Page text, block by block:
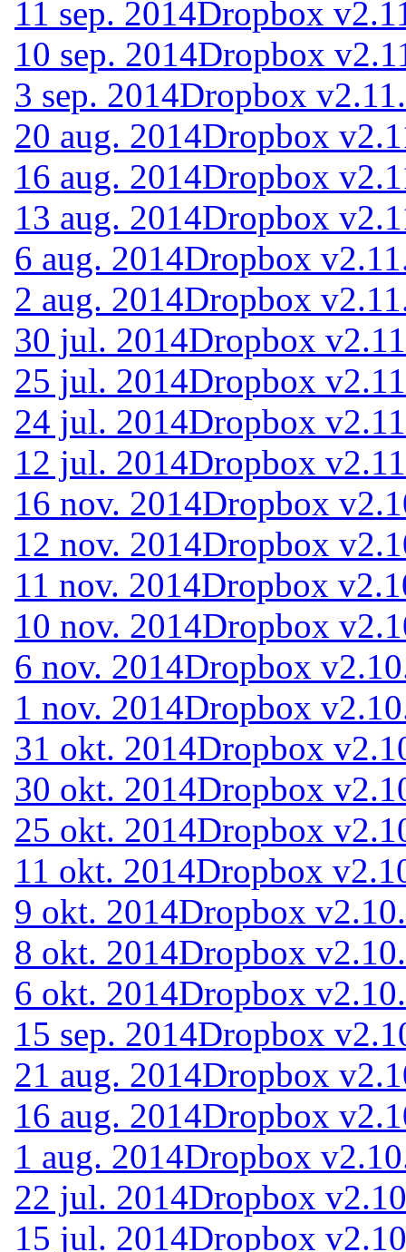
11 sep. 2014Dropbox
10 sep. 2014Dropbox
3 sep. 2014Dropbox
20 aug. 2014Dropbox
16 aug. 2014Dropbox
13 aug. 2014Dropbox
6 aug. 2014Dropbox
2 aug. 2014Dropbox
30 jul. 2014Dropbox
25 jul. 2014Dropbox
24 jul. 2014Dropbox
12 jul. 2014Dropbox
16 nov. 2014Dropbox
12 nov. 2014Dropbox
11 nov. 2014Dropbox
10 nov. 2014Dropbox
6 nov. 2014Dropbox
1 nov. 2014Dropbox
31 okt. 2014Dropbox
30 okt. 2014Dropbox
25 okt. 2014Dropbox
11 okt. 2014Dropbox
9 okt. 2014Dropbox
8 okt. 2014Dropbox
6 okt. 2014Dropbox
15 sep. 2014Dropbox
21 aug. 2014Dropbox
16 aug. 2014Dropbox
1 aug. 2014Dropbox
22 jul. 2014Dropbox
15 jul. 2014Dropbox